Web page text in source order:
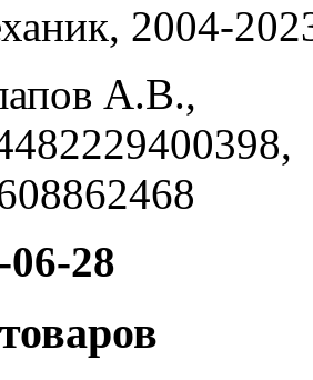
2004-
А.В.,
06-28